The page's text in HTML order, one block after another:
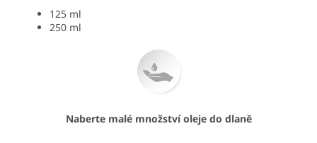
125 ml
250 ml
Naberte malé množství oleje do dlaně